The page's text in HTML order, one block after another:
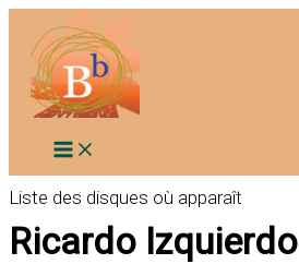
contenu
Liste des disques où apparaît
Ricardo Izquierdo